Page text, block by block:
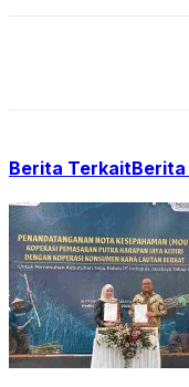
Berita TerkaitBerita